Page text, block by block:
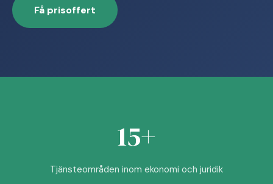
Få prisoffert
15+
Tjänsteområden inom ekonomi och juridik